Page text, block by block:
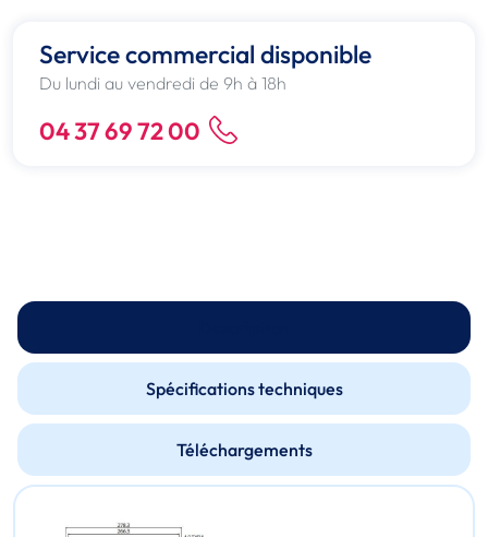
Service commercial disponible
Du lundi au vendredi de 9h à 18h
04 37 69 72 00
Spécifications techniques
Téléchargements